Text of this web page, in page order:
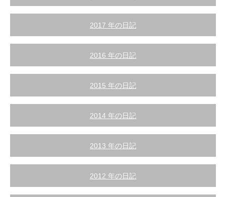
2017 年の日記
2016 年の日記
2015 年の日記
2014 年の日記
2013 年の日記
2012 年の日記